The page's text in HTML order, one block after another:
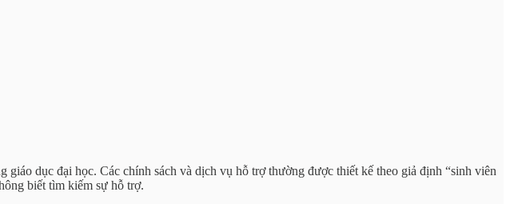
dục đại học. Các chính sách và dịch vụ hỗ trợ thường được thiết kế theo giả định “sinh viên
biết tìm kiếm sự hỗ trợ.